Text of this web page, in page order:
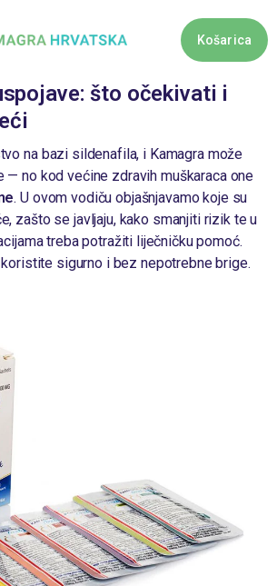
Košarica
Nema
što očekivati i
na bazi sildenafila, i Kamagra može
— no kod većine zdravih muškaraca one
. U ovom vodiču objašnjavamo koje su
zašto se javljaju, kako smanjiti rizik te u
treba potražiti liječničku pomoć.
koristite sigurno i bez nepotrebne brige.